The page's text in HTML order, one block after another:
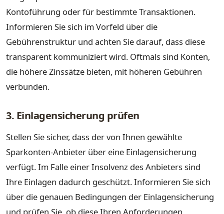
Kontoführung oder für bestimmte Transaktionen.
Informieren Sie sich im Vorfeld über die
Gebührenstruktur und achten Sie darauf, dass diese
transparent kommuniziert wird. Oftmals sind Konten,
die höhere Zinssätze bieten, mit höheren Gebühren
verbunden.
3. Einlagensicherung prüfen
Stellen Sie sicher, dass der von Ihnen gewählte
Sparkonten-Anbieter über eine Einlagensicherung
verfügt. Im Falle einer Insolvenz des Anbieters sind
Ihre Einlagen dadurch geschützt. Informieren Sie sich
über die genauen Bedingungen der Einlagensicherung